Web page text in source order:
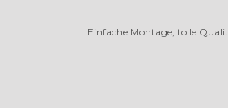
Einfache Montage, tolle